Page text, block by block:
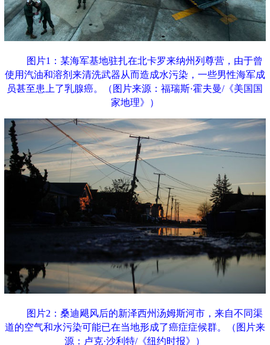
图片1：某海军基地驻扎在北卡罗来纳州列尊营，由于曾
使用汽油和溶剂来清洗武器从而造成水污染，一些男性海军成
员甚至患上了乳腺癌。（图片来源：福瑞斯·霍夫曼/《美国国
家地理》）
图片2：桑迪飓风后的新泽西州汤姆斯河市，来自不同渠
道的空气和水污染可能已在当地形成了癌症症候群。（图片来
源：卢克·沙利特/《纽约时报》）